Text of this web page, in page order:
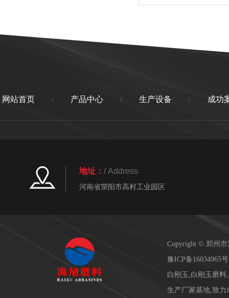
网站首页 / 产品中心 / 生产设备 / 成功
地址： / Address
河南省荥阳市高村工业园区
Copyright © 郑州
豫ICP备16034965号
白刚玉,白刚玉磨
生产厂家基地,致力